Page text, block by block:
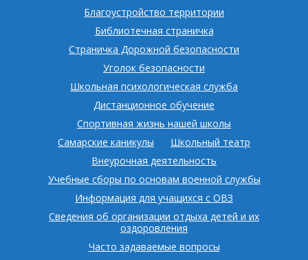
Благоустройство территории
Библиотечная страничка
Страничка Дорожной безопасности
Уголок безопасности
Школьная психологическая служба
Дистанционное обучение
Спортивная жизнь нашей школы
Самарские каникулы
Школьный театр
Внеурочная деятельность
Учебные сборы по основам военной службы
Информация для учащихся с ОВЗ
Сведения об организации отдыха детей и их
оздоровления
Часто задаваемые вопросы